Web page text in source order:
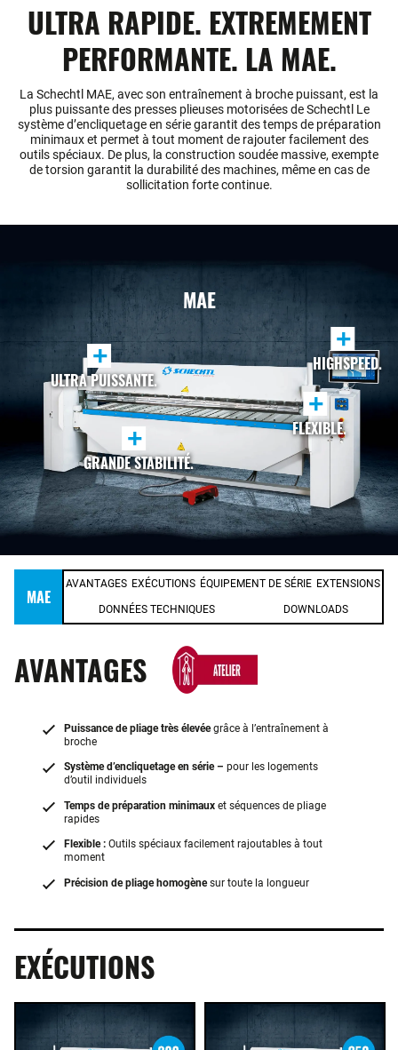
ULTRA RAPIDE. EXTREMEMENT
PERFORMANTE. LA MAE.
La Schechtl MAE, avec son entraînement à broche puissant, est la
plus puissante des presses plieuses motorisées de Schechtl Le
système d’encliquetage en série garantit des temps de préparation
minimaux et permet à tout moment de rajouter facilement des
outils spéciaux. De plus, la construction soudée massive, exempte
de torsion garantit la durabilité des machines, même en cas de
sollicitation forte continue.
MAE
+
ULTRA PUISSANTE.
+
HIGHSPEED.
+
GRANDE STABILITÉ.
+
FLEXIBLE.
MAE
AVANTAGES EXÉCUTIONS ÉQUIPEMENT DE SÉRIE EXTENSIONS
DONNÉES TECHNIQUES DOWNLOADS
AVANTAGES
Puissance de pliage très élevéegrâce à l’entraînement à
broche
Système d’encliquetage en série – pour les logements
d’outil individuels
Temps de préparation minimaux et séquences de pliage
rapides
Flexible : Outils spéciaux facilement rajoutables à tout
moment
Précision de pliage homogènesur toute la longueur
EXÉCUTIONS